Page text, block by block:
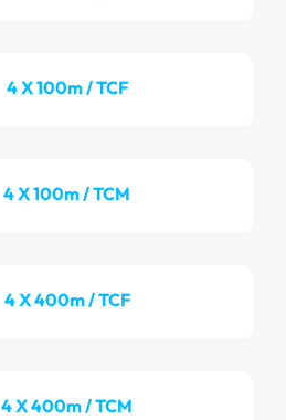
4 X 100m / TCF
4 X 100m / TCM
4 X 400m / TCF
4 X 400m / TCM